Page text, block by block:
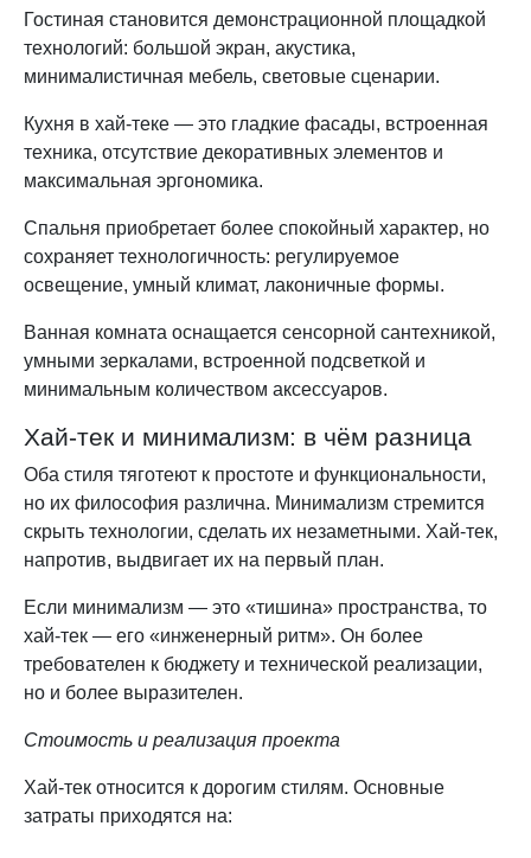
Гостиная становится демонстрационной площадкой
технологий: большой экран, акустика,
минималистичная мебель, световые сценарии.
Кухня в хай-теке — это гладкие фасады, встроенная
техника, отсутствие декоративных элементов и
максимальная эргономика.
Спальня приобретает более спокойный характер, но
сохраняет технологичность: регулируемое
освещение, умный климат, лаконичные формы.
Ванная комната оснащается сенсорной сантехникой,
умными зеркалами, встроенной подсветкой и
минимальным количеством аксессуаров.
Хай-тек и минимализм: в чём разница
Оба стиля тяготеют к простоте и функциональности,
но их философия различна. Минимализм стремится
скрыть технологии, сделать их незаметными. Хай-тек,
напротив, выдвигает их на первый план.
Если минимализм — это «тишина» пространства, то
хай-тек — его «инженерный ритм». Он более
требователен к бюджету и технической реализации,
но и более выразителен.
Стоимость и реализация проекта
Хай-тек относится к дорогим стилям. Основные
затраты приходятся на: